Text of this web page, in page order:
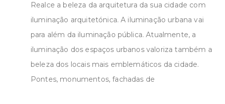
Realce a beleza da arquitetura da sua cidade com
iluminação arquitetónica. A iluminação urbana vai
para além da iluminação pública. Atualmente, a
iluminação dos espaços urbanos valoriza também a
beleza dos locais mais emblemáticos da cidade.
Pontes, monumentos, fachadas de